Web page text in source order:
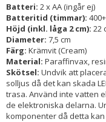
Batteri: 2 x AA (ingår ej)
Batteritid (timmar): 400+
Höjd (inkl. låga 2 cm): 22
Diameter: 7,5 cm
Färg: Krämvit (Cream)
Material: Paraffinvax,
Skötsel: Undvik att
solljus då det kan skada
trasa. Använd inte vatten
de elektroniska delarna.
komponenter då detta